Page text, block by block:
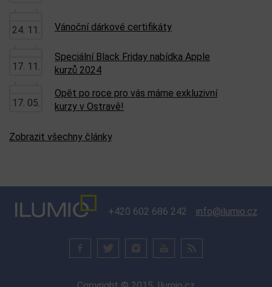
24. 11. Vánoční dárkové certifikáty
17. 11.
Speciální Black Friday nabídka Apple
kurzů 2024
17. 05.
Opět po roce pro vás máme exkluzivní
kurzy v Ostravě!
Zobrazit všechny články
+420 602 686 242 info@ilumio.cz